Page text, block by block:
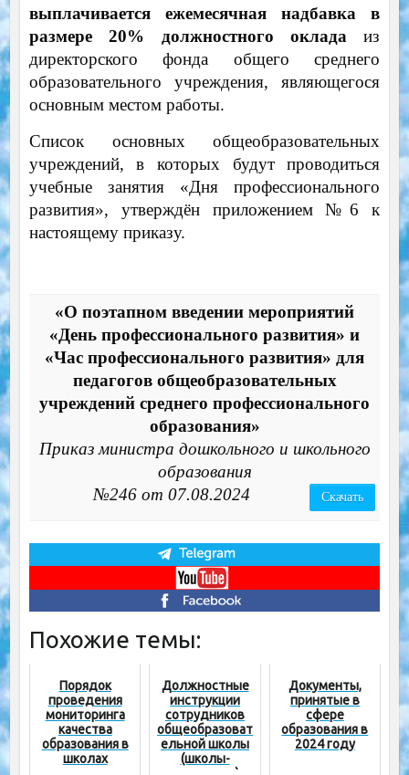
выплачивается ежемесячная надбавка в
размере 20% должностного оклада из
директорского фонда общего среднего
образовательного учреждения, являющегося
основным местом работы.
Список основных общеобразовательных
учреждений, в которых будут проводиться
учебные занятия «Дня профессионального
развития», утверждён приложением №6 к
настоящему приказу.
«О поэтапном введении мероприятий
«День профессионального развития» и
«Час профессионального развития» для
педагогов общеобразовательных
учреждений среднего профессионального
образования»
Приказ министра дошкольного и школьного
образования
№246 от 07.08.2024
Скачать
Похожие темы:
Порядок
проведения
мониторинга
качества
образования в
школах
Должностные
инструкции
сотрудников
общеобразоват
ельной школы
(школы-
Документы,
принятые в
сфере
образования в
2024 году